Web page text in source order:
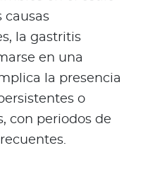
causas
la gastritis
en una
la presencia
o
con periodos de